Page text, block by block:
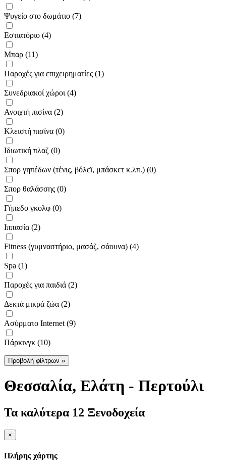
Ψυγείο στο δωμάτιο (7)
Εστιατόριο (4)
Μπαρ (11)
Παροχές για επιχειρηματίες (1)
Συνεδριακοί χώροι (4)
Ανοιχτή πισίνα (2)
Κλειστή πισίνα (0)
Ιδιωτική πλαζ (0)
Σπορ γηπέδων (τένις, βόλεϊ, μπάσκετ κ.λπ.) (0)
Σπορ θαλάσσης (0)
Γήπεδο γκολφ (0)
Ιππασία (2)
Fitness (γυμναστήριο, μασάζ, σάουνα) (4)
Spa (1)
Παροχές για παιδιά (2)
Δεκτά μικρά ζώα (2)
Ασύρματο Internet (9)
Πάρκινγκ (10)
Προβολή φίλτρων »
Θεσσαλία, Ελάτη - Περτούλι
Τα καλύτερα 12 Ξενοδοχεία
×
Πλήρης χάρτης